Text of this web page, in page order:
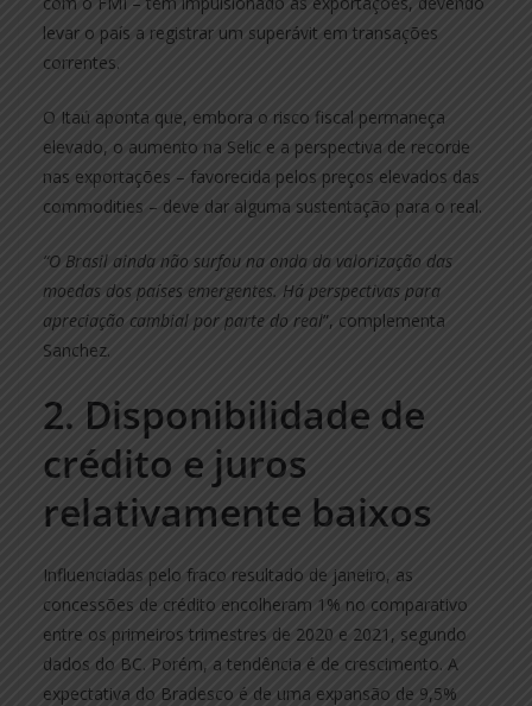
levar o país a registrar um superávit em transações
correntes.
O Itaú aponta que, embora o risco fiscal permaneça
elevado, o aumento na Selic e a perspectiva de recorde
nas exportações – favorecida pelos preços elevados das
commodities – deve dar alguma sustentação para o real.
“O Brasil ainda não surfou na onda da valorização das
moedas dos países emergentes. Há perspectivas para
apreciação cambial por parte do real”, complementa
Sanchez.
2. Disponibilidade de
crédito e juros
relativamente baixos
Influenciadas pelo fraco resultado de janeiro, as
concessões de crédito encolheram 1% no comparativo
entre os primeiros trimestres de 2020 e 2021, segundo
dados do BC. Porém, a tendência é de crescimento. A
expectativa do Bradesco é de uma expansão de 9,5%